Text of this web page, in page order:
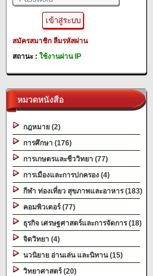
สมัครสมาชิก ลืมรหัสผ่าน
สถานะ : ใช้งานผ่าน IP
หมวดหนังสือ
กฎหมาย (2)
การศึกษา (176)
การเกษตรและชีววิทยา (77)
การเมืองและการปกครอง (4)
กีฬา ท่องเที่ยว สุขภาพและอาหาร (183)
คอมพิวเตอร์ (77)
ธุรกิจ เศรษฐศาสตร์และการจัดการ (18)
จิตวิทยา (4)
นวนิยาย อ่านเล่น และนิทาน (15)
วิทยาศาสตร์ (20)